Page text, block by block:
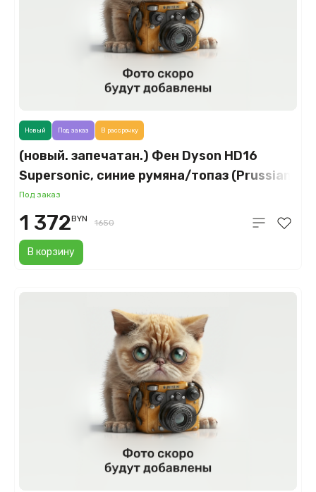
(новый. запечатан.) Фен Dyson HD16
Supersonic, синие румяна/топаз (Prussian
Blue/Topaz)
Под заказ
В корзину
Новый Под заказ В рассрочку
1 372BYN 1650